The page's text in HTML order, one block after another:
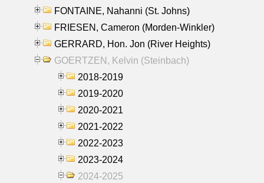
FONTAINE, Nahanni (St. Johns)
FRIESEN, Cameron (Morden-Winkler)
GERRARD, Hon. Jon (River Heights)
GOERTZEN, Kelvin (Steinbach)
2018-2019
2019-2020
2020-2021
2021-2022
2022-2023
2023-2024
2024-2025